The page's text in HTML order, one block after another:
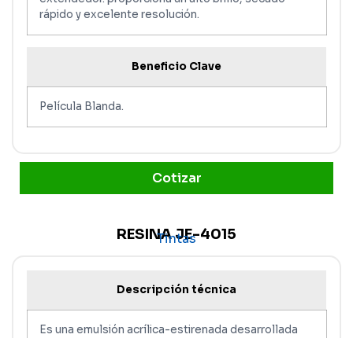
rápido y excelente resolución.
Beneficio Clave
Película Blanda.
Cotizar
RESINA JE-4015
Tintas
Descripción técnica
Es una emulsión acrílica-estirenada desarrollada